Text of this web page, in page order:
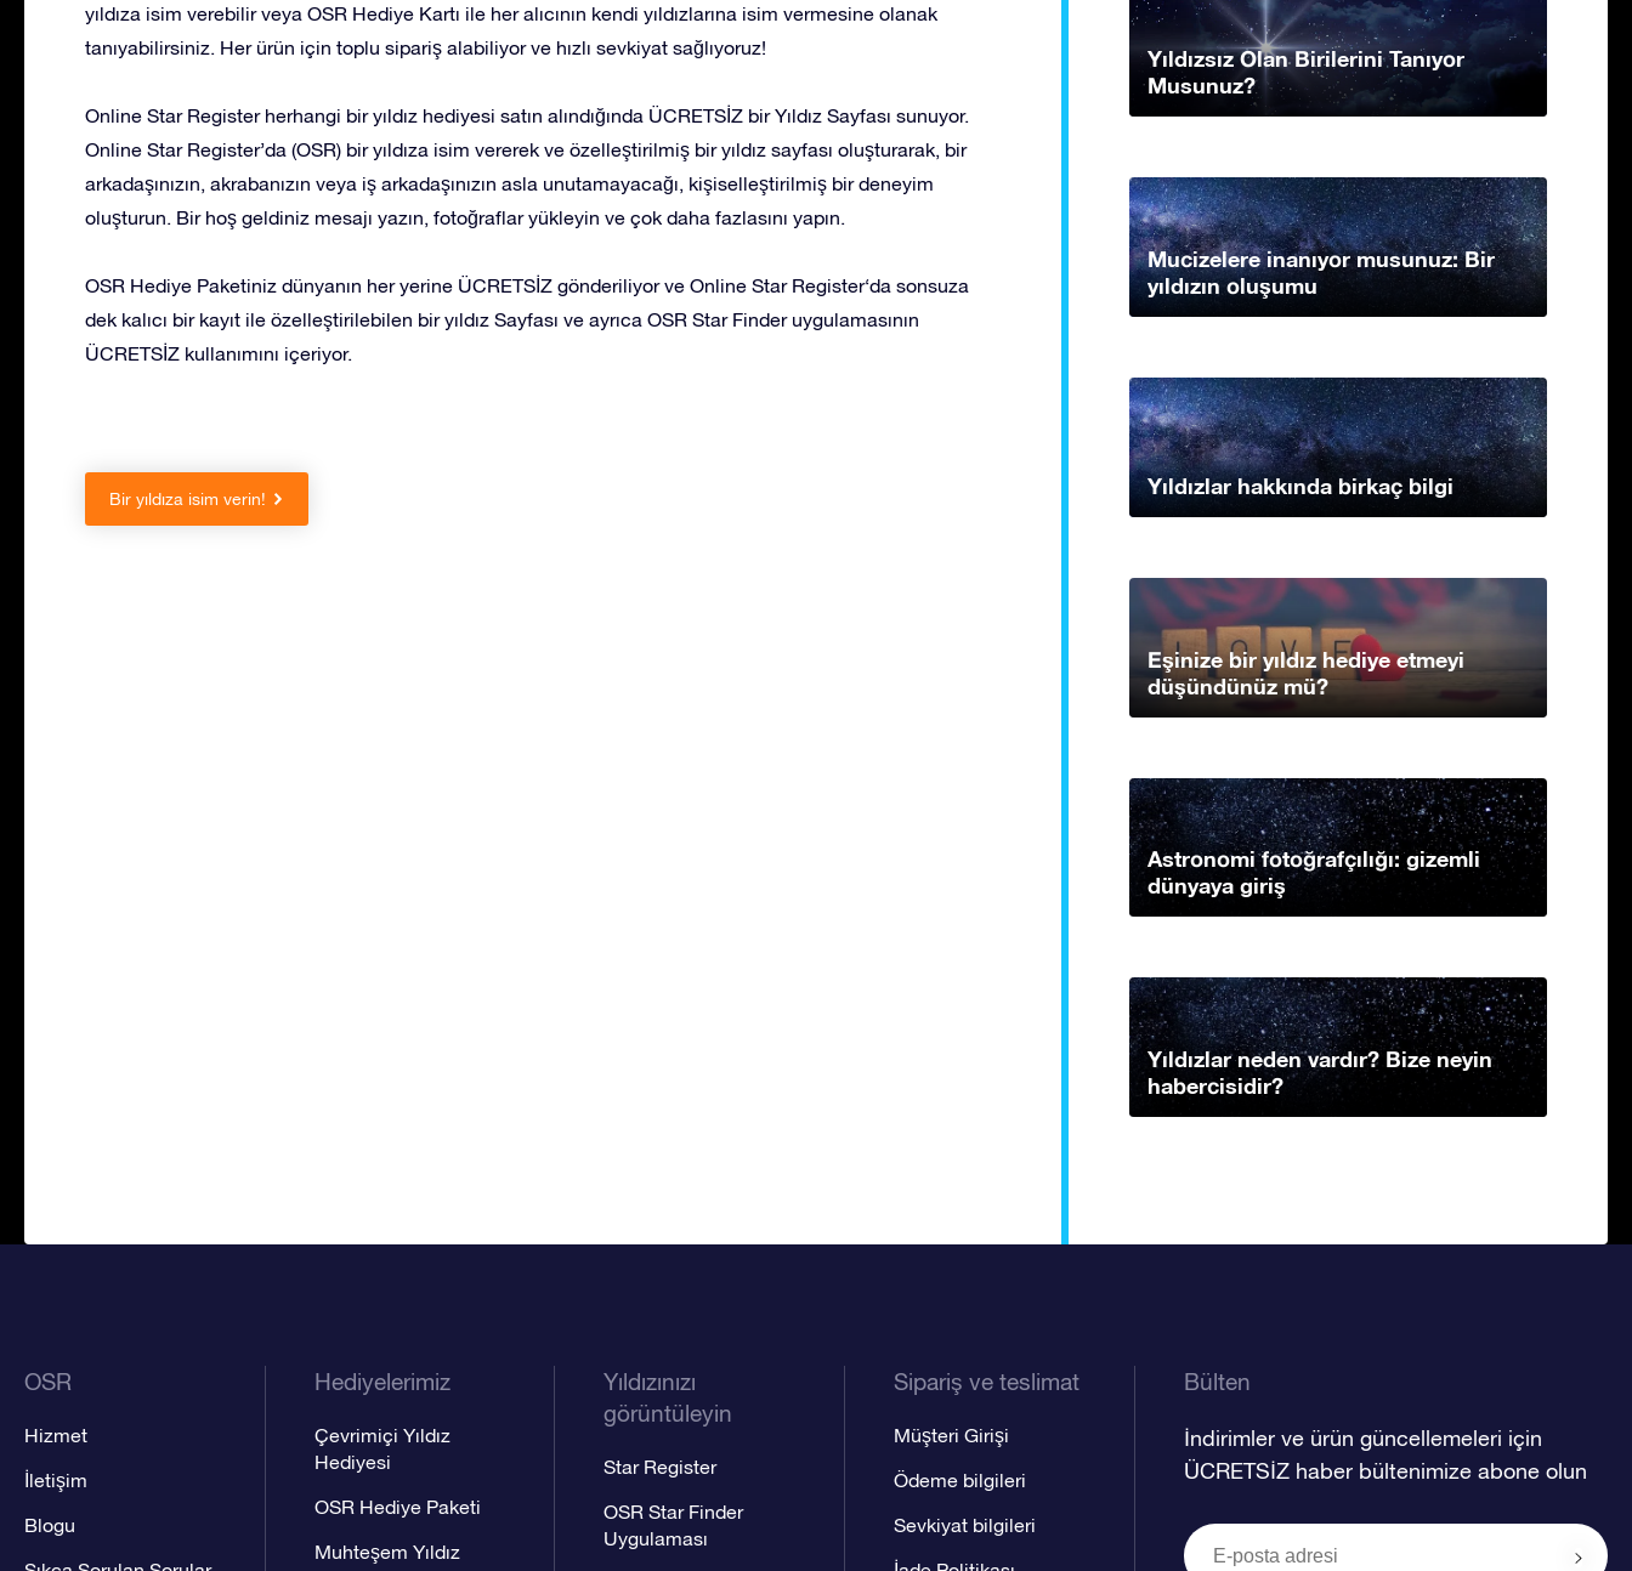
yıldıza isim verebilir veya OSR Hediye Kartı ile her alıcının kendi yıldızlarına isim vermesine olanak
tanıyabilirsiniz. Her ürün için toplu sipariş alabiliyor ve hızlı sevkiyat sağlıyoruz!
Online Star Register herhangi bir yıldız hediyesi satın alındığında ÜCRETSİZ bir Yıldız Sayfası sunuyor.
Online Star Register’da (OSR) bir yıldıza isim vererek ve özelleştirilmiş bir yıldız sayfası oluşturarak, bir
arkadaşınızın, akrabanızın veya iş arkadaşınızın asla unutamayacağı, kişiselleştirilmiş bir deneyim
oluşturun. Bir hoş geldiniz mesajı yazın, fotoğraflar yükleyin ve çok daha fazlasını yapın.
OSR Hediye Paketiniz dünyanın her yerine ÜCRETSİZ gönderiliyor ve Online Star Register‘da sonsuza
dek kalıcı bir kayıt ile özelleştirilebilen bir yıldız Sayfası ve ayrıca OSR Star Finder uygulamasının
ÜCRETSİZ kullanımını içeriyor.
Bir yıldıza isim verin!
Yıldızsız Olan Birilerini Tanıyor
Musunuz?
Mucizelere inanıyor musunuz: Bir
yıldızın oluşumu
Yıldızlar hakkında birkaç bilgi
Eşinize bir yıldız hediye etmeyi
düşündünüz mü?
Astronomi fotoğrafçılığı: gizemli
dünyaya giriş
Yıldızlar neden vardır? Bize neyin
habercisidir?
OSR
Hizmet
İletişim
Blogu
Hediyelerimiz
Çevrimiçi Yıldız
Hediyesi
OSR Hediye Paketi
Muhteşem Yıldız
Yıldızınızı
görüntüleyin
Star Register
OSR Star Finder
Uygulaması
Sipariş ve teslimat
Müşteri Girişi
Ödeme bilgileri
Sevkiyat bilgileri
Bülten
İndirimler ve ürün güncellemeleri için
ÜCRETSİZ haber bültenimize abone olun